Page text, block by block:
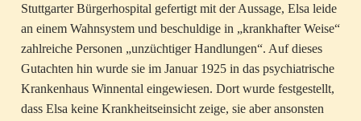
Stuttgarter Bürgerhospital gefertigt mit der Aussage, Elsa leide
an einem Wahnsystem und beschuldige in „krankhafter Weise“
zahlreiche Personen „unzüchtiger Handlungen“. Auf dieses
Gutachten hin wurde sie im Januar 1925 in das psychiatrische
Krankenhaus Winnental eingewiesen. Dort wurde festgestellt,
dass Elsa keine Krankheitseinsicht zeige, sie aber ansonsten